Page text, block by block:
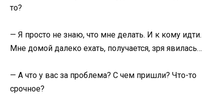
то?
— Я просто не знаю, что мне делать. И к кому идти.
Мне домой далеко ехать, получается, зря явилась…
— А что у вас за проблема? С чем пришли? Что-то
срочное?